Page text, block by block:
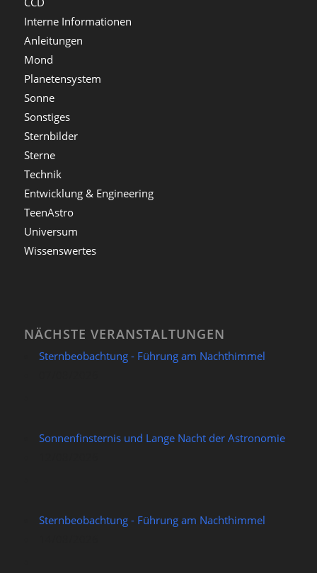
Interne Informationen
Anleitungen
Mond
Planetensystem
Sonne
Sonstiges
Sternbilder
Sterne
Technik
Entwicklung & Engineering
TeenAstro
Universum
Wissenswertes
NÄCHSTE VERANSTALTUNGEN
Sternbeobachtung - Führung am Nachthimmel
Sonnenfinsternis und Lange Nacht der Astronomie
Sternbeobachtung - Führung am Nachthimmel